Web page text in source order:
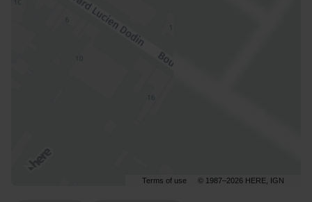
Terms of use © 1987–2026 HERE, IGN